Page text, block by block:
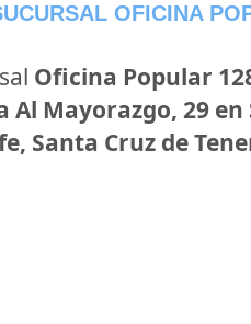
OFICINA
Oficina Popular
Al Mayorazgo, 29
Santa Cruz de